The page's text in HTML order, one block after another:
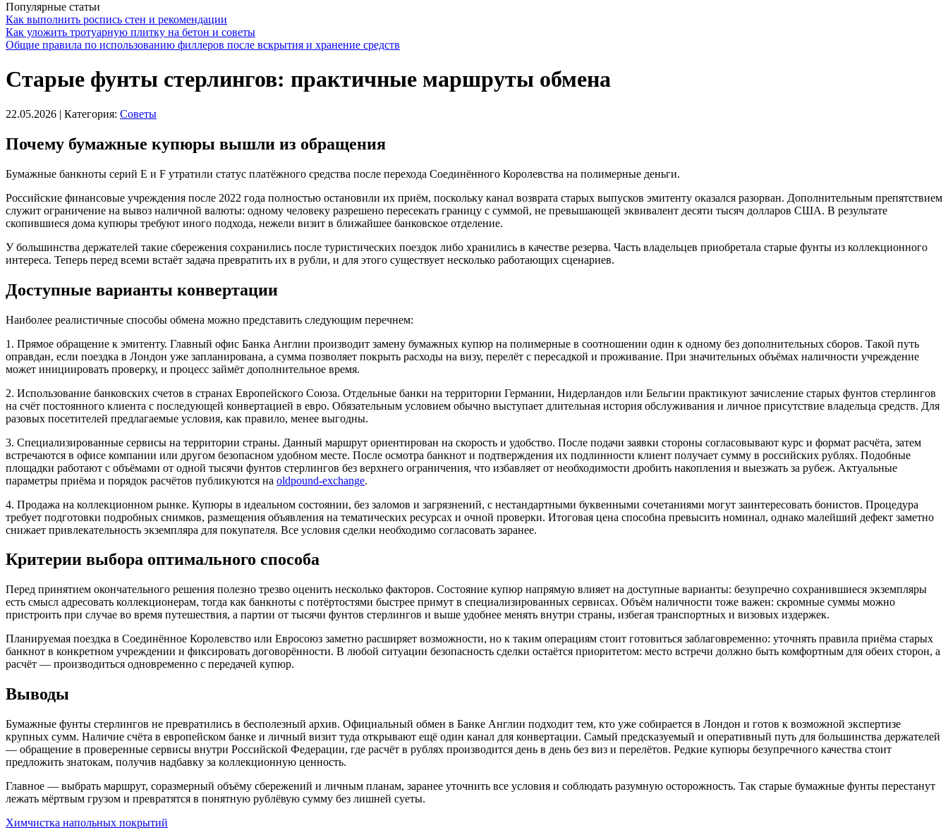
Популярные статьи
Как выполнить роспись стен и рекомендации
Как уложить тротуарную плитку на бетон и советы
Общие правила по использованию филлеров после вскрытия и хранение средств
Старые фунты стерлингов: практичные маршруты обмена
22.05.2026 | Категория: Советы
Почему бумажные купюры вышли из обращения
Бумажные банкноты серий E и F утратили статус платёжного средства после перехода Соединённого Королевства на полимерные деньги.
Российские финансовые учреждения после 2022 года полностью остановили их приём, поскольку канал возврата старых выпусков эмитенту оказался разорван. Дополнительным препятствием
служит ограничение на вывоз наличной валюты: одному человеку разрешено пересекать границу с суммой, не превышающей эквивалент десяти тысяч долларов США. В результате
скопившиеся дома купюры требуют иного подхода, нежели визит в ближайшее банковское отделение.
У большинства держателей такие сбережения сохранились после туристических поездок либо хранились в качестве резерва. Часть владельцев приобретала старые фунты из коллекционного
интереса. Теперь перед всеми встаёт задача превратить их в рубли, и для этого существует несколько работающих сценариев.
Доступные варианты конвертации
Наиболее реалистичные способы обмена можно представить следующим перечнем:
1. Прямое обращение к эмитенту. Главный офис Банка Англии производит замену бумажных купюр на полимерные в соотношении один к одному без дополнительных сборов. Такой путь
оправдан, если поездка в Лондон уже запланирована, а сумма позволяет покрыть расходы на визу, перелёт с пересадкой и проживание. При значительных объёмах наличности учреждение
может инициировать проверку, и процесс займёт дополнительное время.
2. Использование банковских счетов в странах Европейского Союза. Отдельные банки на территории Германии, Нидерландов или Бельгии практикуют зачисление старых фунтов стерлингов
на счёт постоянного клиента с последующей конвертацией в евро. Обязательным условием обычно выступает длительная история обслуживания и личное присутствие владельца средств. Для
разовых посетителей предлагаемые условия, как правило, менее выгодны.
3. Специализированные сервисы на территории страны. Данный маршрут ориентирован на скорость и удобство. После подачи заявки стороны согласовывают курс и формат расчёта, затем
встречаются в офисе компании или другом безопасном удобном месте. После осмотра банкнот и подтверждения их подлинности клиент получает сумму в российских рублях. Подобные
площадки работают с объёмами от одной тысячи фунтов стерлингов без верхнего ограничения, что избавляет от необходимости дробить накопления и выезжать за рубеж. Актуальные
параметры приёма и порядок расчётов публикуются на oldpound-exchange.
4. Продажа на коллекционном рынке. Купюры в идеальном состоянии, без заломов и загрязнений, с нестандартными буквенными сочетаниями могут заинтересовать бонистов. Процедура
требует подготовки подробных снимков, размещения объявления на тематических ресурсах и очной проверки. Итоговая цена способна превысить номинал, однако малейший дефект заметно
снижает привлекательность экземпляра для покупателя. Все условия сделки необходимо согласовать заранее.
Критерии выбора оптимального способа
Перед принятием окончательного решения полезно трезво оценить несколько факторов. Состояние купюр напрямую влияет на доступные варианты: безупречно сохранившиеся экземпляры
есть смысл адресовать коллекционерам, тогда как банкноты с потёртостями быстрее примут в специализированных сервисах. Объём наличности тоже важен: скромные суммы можно
пристроить при случае во время путешествия, а партии от тысячи фунтов стерлингов и выше удобнее менять внутри страны, избегая транспортных и визовых издержек.
Планируемая поездка в Соединённое Королевство или Евросоюз заметно расширяет возможности, но к таким операциям стоит готовиться заблаговременно: уточнять правила приёма старых
банкнот в конкретном учреждении и фиксировать договорённости. В любой ситуации безопасность сделки остаётся приоритетом: место встречи должно быть комфортным для обеих сторон, а
расчёт — производиться одновременно с передачей купюр.
Выводы
Бумажные фунты стерлингов не превратились в бесполезный архив. Официальный обмен в Банке Англии подходит тем, кто уже собирается в Лондон и готов к возможной экспертизе
крупных сумм. Наличие счёта в европейском банке и личный визит туда открывают ещё один канал для конвертации. Самый предсказуемый и оперативный путь для большинства держателей
— обращение в проверенные сервисы внутри Российской Федерации, где расчёт в рублях производится день в день без виз и перелётов. Редкие купюры безупречного качества стоит
предложить знатокам, получив надбавку за коллекционную ценность.
Главное — выбрать маршрут, соразмерный объёму сбережений и личным планам, заранее уточнить все условия и соблюдать разумную осторожность. Так старые бумажные фунты перестанут
лежать мёртвым грузом и превратятся в понятную рублёвую сумму без лишней суеты.
Химчистка напольных покрытий